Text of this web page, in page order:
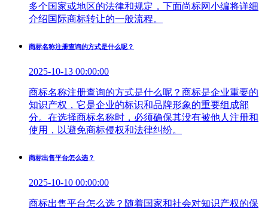
多个国家或地区的法律和规定，下面尚标网小编将详细
介绍国际商标转让的一般流程。
商标名称注册查询的方式是什么呢？
2025-10-13 00:00:00
商标名称注册查询的方式是什么呢？商标是企业重要的
知识产权，它是企业的标识和品牌形象的重要组成部
分。在选择商标名称时，必须确保其没有被他人注册和
使用，以避免商标侵权和法律纠纷。
商标出售平台怎么选？
2025-10-10 00:00:00
商标出售平台怎么选？随着国家和社会对知识产权的保